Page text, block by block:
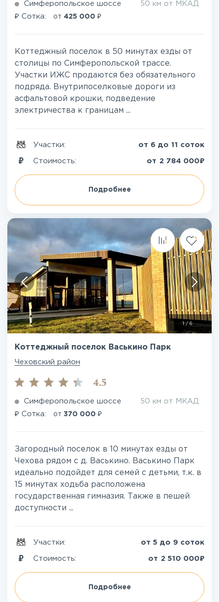
Симферопольское шоссе 50 км от МКАД
₽ Сотка: от 425 000 ₽
Коттеджный поселок в 50 минутах езды от
столицы по Симферопольской трассе.
Участки ИЖС продаются без обязательного
подряда. Внутрипоселковые дороги из
асфальтовой крошки, подведение
электричества к границам ...
Участки: от 6 до 11 соток
Стоимость: от 2 784 000₽
Подробнее
1/6
Коттеджный поселок Васькино Парк
Чеховский район
4.5
Симферопольское шоссе 50 км от МКАД
₽ Сотка: от 370 000 ₽
Загородный поселок в 10 минутах езды от
Чехова рядом с д. Васькино. Васькино Парк
идеально подойдет для семей с детьми, т.к. в
15 минутах ходьба расположена
государственная гимназия. Также в пешей
доступности ...
Участки: от 5 до 9 соток
Стоимость: от 2 510 000₽
Подробнее